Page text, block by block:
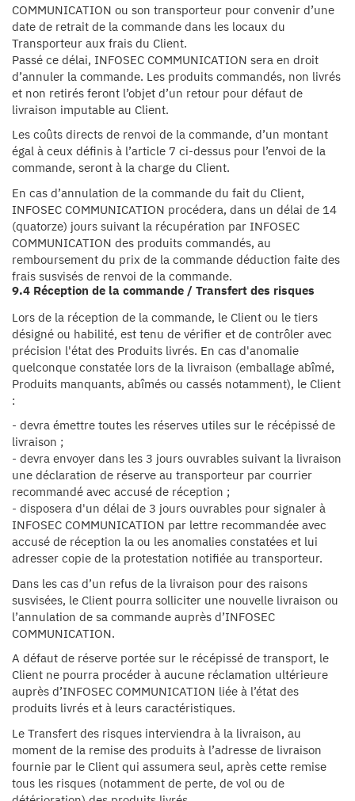
COMMUNICATION ou son transporteur pour convenir d’une
date de retrait de la commande dans les locaux du
Transporteur aux frais du Client.
Passé ce délai, INFOSEC COMMUNICATION sera en droit
d’annuler la commande. Les produits commandés, non livrés
et non retirés feront l’objet d’un retour pour défaut de
livraison imputable au Client.
Les coûts directs de renvoi de la commande, d’un montant
égal à ceux définis à l’article 7 ci-dessus pour l’envoi de la
commande, seront à la charge du Client.
En cas d’annulation de la commande du fait du Client,
INFOSEC COMMUNICATION procédera, dans un délai de 14
(quatorze) jours suivant la récupération par INFOSEC
COMMUNICATION des produits commandés, au
remboursement du prix de la commande déduction faite des
frais susvisés de renvoi de la commande.
9.4 Réception de la commande / Transfert des risques
Lors de la réception de la commande, le Client ou le tiers
désigné ou habilité, est tenu de vérifier et de contrôler avec
précision l'état des Produits livrés. En cas d'anomalie
quelconque constatée lors de la livraison (emballage abîmé,
Produits manquants, abîmés ou cassés notamment), le Client
:
- devra émettre toutes les réserves utiles sur le récépissé de
livraison ;
- devra envoyer dans les 3 jours ouvrables suivant la livraison
une déclaration de réserve au transporteur par courrier
recommandé avec accusé de réception ;
- disposera d'un délai de 3 jours ouvrables pour signaler à
INFOSEC COMMUNICATION par lettre recommandée avec
accusé de réception la ou les anomalies constatées et lui
adresser copie de la protestation notifiée au transporteur.
Dans les cas d’un refus de la livraison pour des raisons
susvisées, le Client pourra solliciter une nouvelle livraison ou
l’annulation de sa commande auprès d’INFOSEC
COMMUNICATION.
A défaut de réserve portée sur le récépissé de transport, le
Client ne pourra procéder à aucune réclamation ultérieure
auprès d’INFOSEC COMMUNICATION liée à l’état des
produits livrés et à leurs caractéristiques.
Le Transfert des risques interviendra à la livraison, au
moment de la remise des produits à l’adresse de livraison
fournie par le Client qui assumera seul, après cette remise
tous les risques (notamment de perte, de vol ou de